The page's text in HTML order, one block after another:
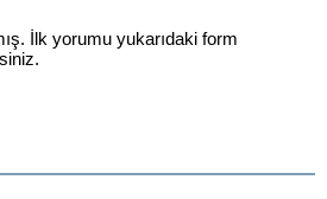
İlk yorumu yukarıdaki form